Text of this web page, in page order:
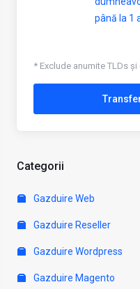
Categorii
Gazduire Web
Gazduire Reseller
Gazduire Wordpress
Gazduire Magento
până la 1
* Exclude anumite TLDs